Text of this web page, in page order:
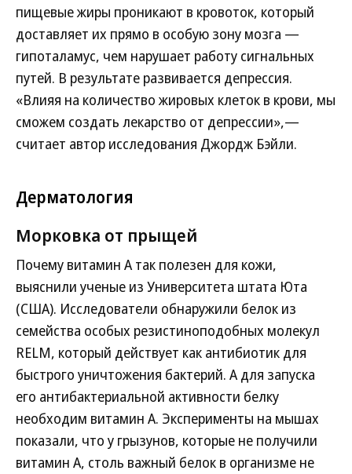
пищевые жиры проникают в кровоток, который
доставляет их прямо в особую зону мозга —
гипоталамус, чем нарушает работу сигнальных
путей. В результате развивается депрессия.
«Влияя на количество жировых клеток в крови, мы
сможем создать лекарство от депрессии»,—
считает автор исследования Джордж Бэйли.
Дерматология
Морковка от прыщей
Почему витамин А так полезен для кожи,
выяснили ученые из Университета штата Юта
(США). Исследователи обнаружили белок из
семейства особых резистиноподобных молекул
RELM, который действует как антибиотик для
быстрого уничтожения бактерий. А для запуска
его антибактериальной активности белку
необходим витамин А. Эксперименты на мышах
показали, что у грызунов, которые не получили
витамин А, столь важный белок в организме не